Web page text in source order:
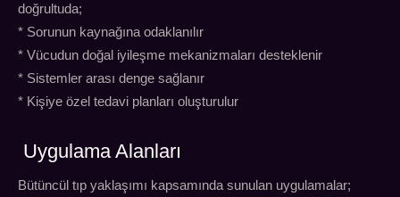
doğrultuda;
* Sorunun kaynağına odaklanılır
* Vücudun doğal iyileşme mekanizmaları desteklenir
* Sistemler arası denge sağlanır
* Kişiye özel tedavi planları oluşturulur
Uygulama Alanları
Bütüncül tıp yaklaşımı kapsamında sunulan uygulamalar;